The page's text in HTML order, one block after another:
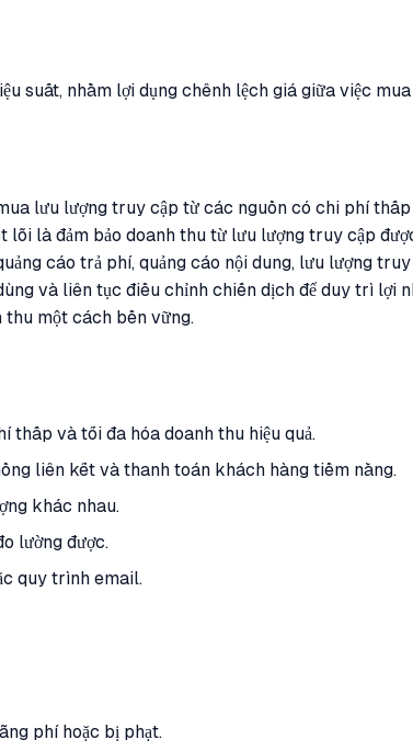
nhằm lợi dụng chênh lệch giá giữa việc
lưu lượng truy cập từ các nguồn có chi phí
là đảm bảo doanh thu từ lưu lượng truy cập
cáo trả phí, quảng cáo nội dung, lưu lượng
và liên tục điều chỉnh chiến dịch để duy trì lợi
một cách bền vững.
thấp và tối đa hóa doanh thu hiệu quả.
liên kết và thanh toán khách hàng tiềm năng.
khác nhau.
lường được.
quy trình email.
phí hoặc bị phạt.